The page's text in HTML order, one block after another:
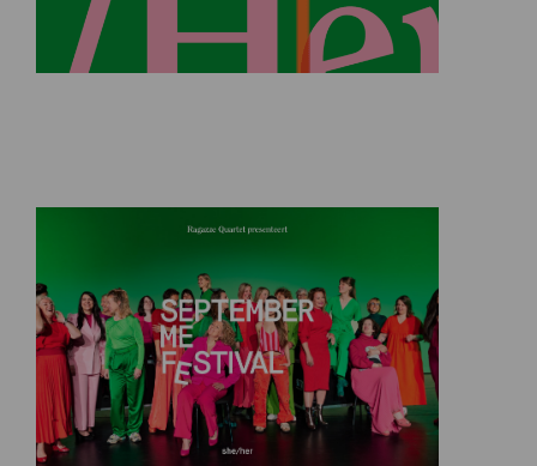
Seizoen 2026-2027: 25 jaar
3 juli 2026